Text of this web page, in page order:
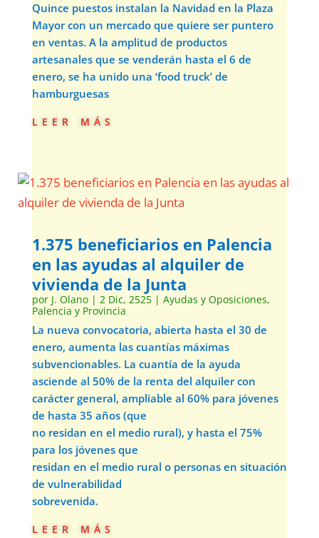
Quince puestos instalan la Navidad en la Plaza
Mayor con un mercado que quiere ser puntero
en ventas. A la amplitud de productos
artesanales que se venderán hasta el 6 de
enero, se ha unido una ‘food truck’ de
hamburguesas
leer más
1.375 beneficiarios en Palencia
en las ayudas al alquiler de
vivienda de la Junta
por J. Olano| 2 Dic, 2525| Ayudas y Oposiciones,
Palencia y Provincia
La nueva convocatoria, abierta hasta el 30 de
enero, aumenta las cuantías máximas
subvencionables. La cuantía de la ayuda
asciende al 50% de la renta del alquiler con
carácter general, ampliable al 60% para jóvenes
de hasta 35 años (que
no residan en el medio rural), y hasta el 75%
para los jóvenes que
residan en el medio rural o personas en situación
de vulnerabilidad
sobrevenida.
leer más